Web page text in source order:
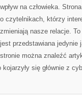
wpływ na człowieka.
o czytelnikach, którzy
zmieniają nasze relacje.
jest przedstawiana jedynie
można znaleźć
się głównie z